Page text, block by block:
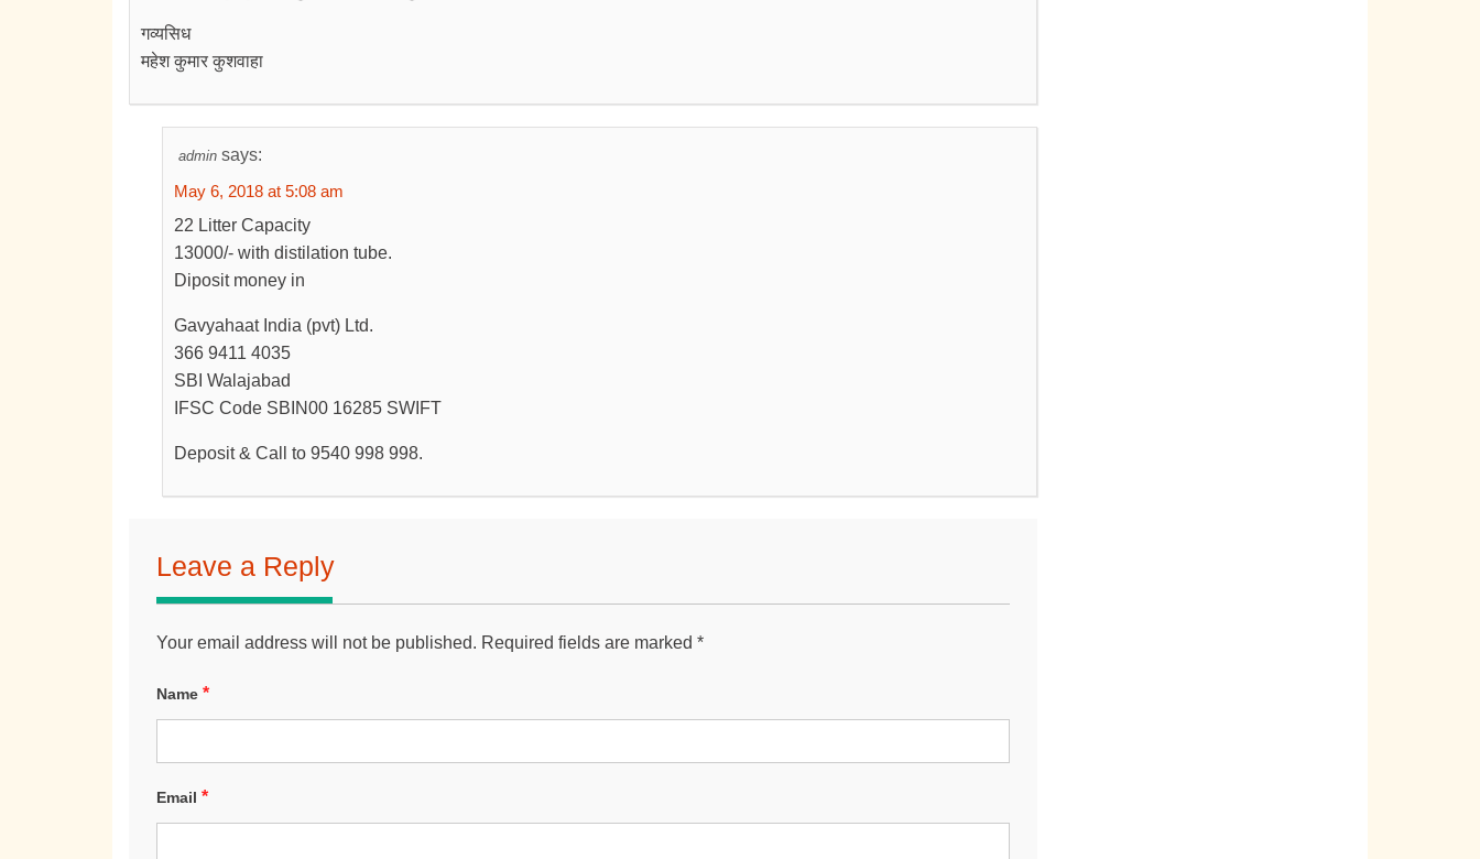
गव्यसिध
महेश कुमार कुशवाहा
admin says:
May 6, 2018 at 5:08 am
22 Litter Capacity
13000/- with distilation tube.
Diposit money in
Gavyahaat India (pvt) Ltd.
366 9411 4035
SBI Walajabad
IFSC Code SBIN00 16285 SWIFT
Deposit & Call to 9540 998 998.
Leave a Reply
Your email address will not be published. Required fields are marked *
Name *
Email *